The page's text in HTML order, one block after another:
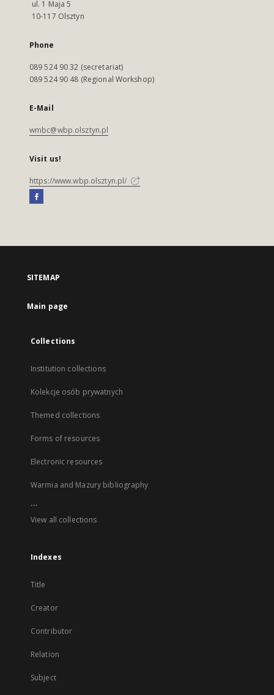
ul. 1 Maja 5
10-117 Olsztyn
Phone
089 524 90 32 (secretariat)
089 524 90 48 (Regional Workshop)
E-Mail
wmbc@wbp.olsztyn.pl
Visit us!
https://www.wbp.olsztyn.pl/
SITEMAP
Main page
Collections
Institution collections
Kolekcje osób prywatnych
Themed collections
Forms of resources
Electronic resources
Warmia and Mazury bibliography
...
View all collections
Indexes
Title
Creator
Contributor
Relation
Subject